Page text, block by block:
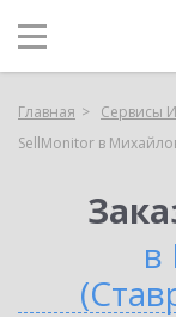
Главная Сервисы
SellMonitor в
в